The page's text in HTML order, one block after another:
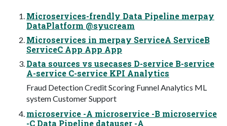
Microservices-frendly Data Pipeline merpay
DataPlatform @syucream
Microservices in merpay ServiceA ServiceB
ServiceC App App App
Data sources vs usecases D-service B-service
A-service C-service KPI Analytics
Fraud Detection Credit Scoring Funnel Analytics ML
system Customer Support
microservice -A microservice -B microservice
-C Data Pipeline datauser -A